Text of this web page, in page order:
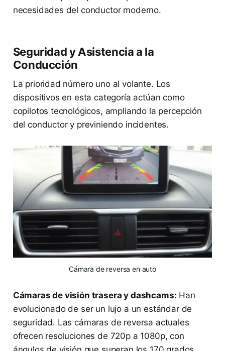
necesidades del conductor moderno.
Seguridad y Asistencia a la
Conducción
La prioridad número uno al volante. Los
dispositivos en esta categoría actúan como
copilotos tecnológicos, ampliando la percepción
del conductor y previniendo incidentes.
Cámara de reversa en auto
Cámaras de visión trasera y dashcams: Han
evolucionado de ser un lujo a un estándar de
seguridad. Las cámaras de reversa actuales
ofrecen resoluciones de 720p a 1080p, con